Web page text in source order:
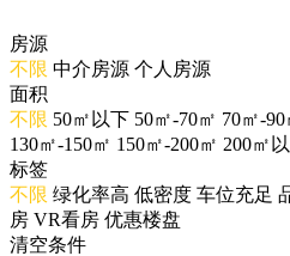
房源
不限 中介房源 个人房源
面积
不限 50㎡以下 50㎡-70㎡ 70㎡-90
130㎡-150㎡ 150㎡-200㎡ 200㎡
标签
不限 绿化率高 低密度 车位充足
房 VR看房 优惠楼盘
清空条件